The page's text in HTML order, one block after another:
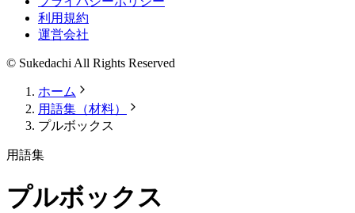
利用規約
運営会社
© Sukedachi All Rights Reserved
ホーム
用語集（材料）
プルボックス
用語集
プルボックス